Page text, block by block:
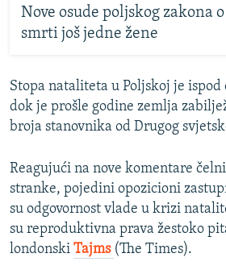
Nove osude poljskog zakona
smrti još jedne žene
Stopa nataliteta u Poljskoj je
dok je prošle godine zemlja
broja stanovnika od Drugog
Reagujući na nove komentare
stranke, pojedini opozicioni
su odgovornost vlade u krizi
su reproduktivna prava žestoko
londonski Tajms (The Times).